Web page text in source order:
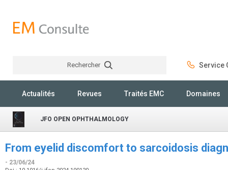
Rechercher Service
Actualités Revues Traités EMC Domaines
JFO OPEN OPHTHALMOLOGY
From eyelid discomfort to sarcoidosis
- 23/06/24